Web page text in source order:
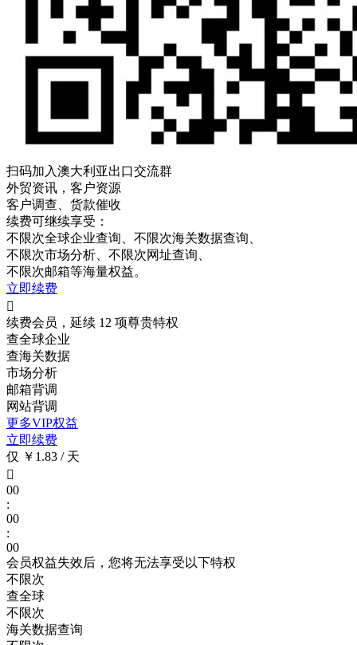
扫码加入澳大利亚出口交流群
外贸资讯，客户资源
客户调查、货款催收
续费可继续享受：
不限次全球企业查询、 不限次海关数据查询、
不限次市场分析、 不限次网址查询、
不限次邮箱等海量权益。
立即续费

续费会员，延续 12 项尊贵特权
查全球企业
查海关数据
市场分析
邮箱背调
网站背调
更多VIP权益
立即续费
仅 ￥1.83 / 天

00
:
00
:
00
会员权益失效后，您将无法享受以下特权
不限次
查全球
不限次
海关数据查询